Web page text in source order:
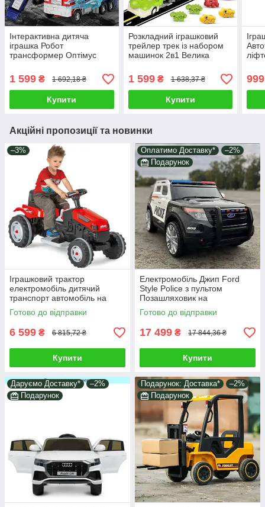
Інтерактивна дитяча
іграшка Робот
трансформер Оптімус
автобот вантажівка
механічна зброя
1 599 ₴ 1 692,18 ₴
Купити
Розкладний іграшковий
трейлер трек із набором
машинок 2в1 Велика
запускач Ефекти інерція
1 599₴ 1 638,37 ₴
Купити
2в1
999
Акційні пропозиції та новинки
–3%
Іграшковий трактор
електромобіль дитячий
транспорт автомобіль на
акумуляторі електрокар
клаксон важіль сидіння
Готово до відправки
6 599 ₴ 6 815,72 ₴
Купити
Оплатимо Доставку*
–2%
Подарунок
Електромобіль Джип Ford
Style Police з пультом
Позашляховик на
акумуляторі Машина дитячий
транспорт з MP3 USB
Готово до відправки
17 499 ₴ 17 844,36 ₴
Купити
Даруємо Доставку*
–2%
Подарунок
Подарунок: Доставка*
–2%
Подарунок